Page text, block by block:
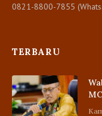
0821-8800-7855
TERBARU